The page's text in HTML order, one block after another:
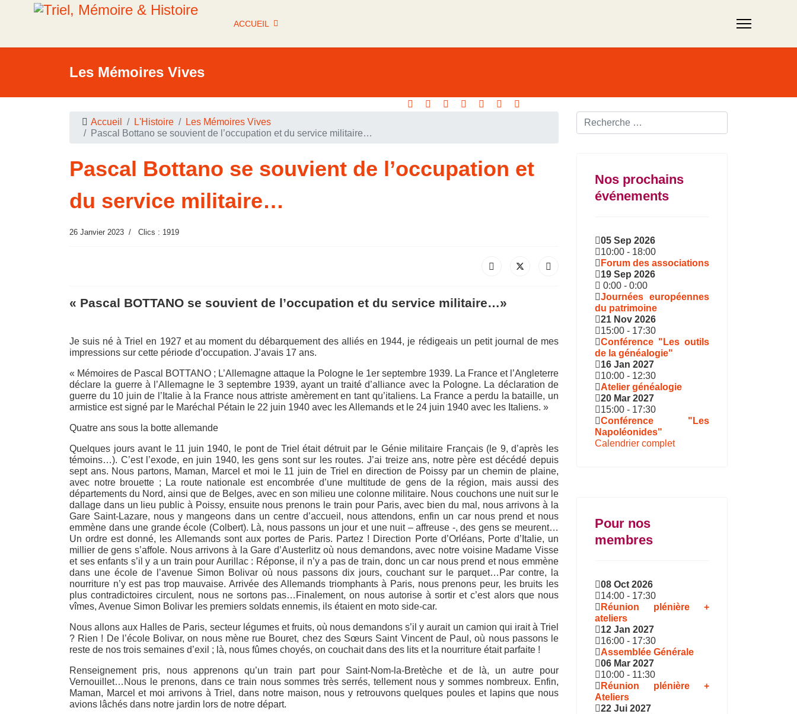
ACCUEIL
Les Mémoires Vives
Accueil L'Histoire
Les Mémoires Vives
Pascal Bottano se souvient de l’occupation et du service militaire…
Rechercher ...
Pascal Bottano se souvient de l’occupation et
du service militaire…
26 Janvier 2023 Clics : 1919
« Pascal BOTTANO se souvient de l’occupation et du service militaire…»
Je suis né à Triel en 1927 et au moment du débarquement des alliés en 1944, je rédigeais un petit journal de mes
impressions sur cette période d’occupation. J’avais 17 ans.
« Mémoires de Pascal BOTTANO ; L’Allemagne attaque la Pologne le 1er septembre 1939. La France et l’Angleterre
déclare la guerre à l’Allemagne le 3 septembre 1939, ayant un traité d’alliance avec la Pologne. La déclaration de
guerre du 10 juin de l’Italie à la France nous attriste amèrement en tant qu’italiens. La France a perdu la bataille, un
armistice est signé par le Maréchal Pétain le 22 juin 1940 avec les Allemands et le 24 juin 1940 avec les Italiens. »
Quatre ans sous la botte allemande
Quelques jours avant le 11 juin 1940, le pont de Triel était détruit par le Génie militaire Français (le 9, d’après les
témoins…). C’est l’exode, en juin 1940, les gens sont sur les routes. J’ai treize ans, notre père est décédé depuis
sept ans. Nous partons, Maman, Marcel et moi le 11 juin de Triel en direction de Poissy par un chemin de plaine,
avec notre brouette ; La route nationale est encombrée d’une multitude de gens de la région, mais aussi des
départements du Nord, ainsi que de Belges, avec en son milieu une colonne militaire. Nous couchons une nuit sur le
dallage dans un lieu public à Poissy, ensuite nous prenons le train pour Paris, avec bien du mal, nous arrivons à la
Gare Saint-Lazare, nous y mangeons dans un centre d’accueil, nous attendons, enfin un car nous prend et nous
emmène dans une grande école (Colbert). Là, nous passons un jour et une nuit – affreuse -, des gens se meurent…
Un ordre est donné, les Allemands sont aux portes de Paris. Partez ! Direction Porte d’Orléans, Porte d’Italie, un
millier de gens s’affole. Nous arrivons à la Gare d’Austerlitz où nous demandons, avec notre voisine Madame Visse
et ses enfants s’il y a un train pour Aurillac : Réponse, il n’y a pas de train, donc un car nous prend et nous emmène
dans une école de l’avenue Simon Bolivar où nous passons dix jours, couchant sur le parquet…Par contre, la
nourriture n’y est pas trop mauvaise. Arrivée des Allemands triomphants à Paris, nous prenons peur, les bruits les
plus contradictoires circulent, nous ne sortons pas…Finalement, on nous autorise à sortir et c’est alors que nous
vîmes, Avenue Simon Bolivar les premiers soldats ennemis, ils étaient en moto side-car.
Nous allons aux Halles de Paris, secteur légumes et fruits, où nous demandons s’il y aurait un camion qui irait à Triel
? Rien ! De l’école Bolivar, on nous mène rue Bouret, chez des Sœurs Saint Vincent de Paul, où nous passons le
reste de nos trois semaines d’exil ; là, nous fûmes choyés, on couchait dans des lits et la nourriture était parfaite !
Renseignement pris, nous apprenons qu’un train part pour Saint-Nom-la-Bretèche et de là, un autre pour
Vernouillet…Nous le prenons, dans ce train nous sommes très serrés, tellement nous y sommes nombreux. Enfin,
Maman, Marcel et moi arrivons à Triel, dans notre maison, nous y retrouvons quelques poules et lapins que nous
avions lâchés dans notre jardin lors de notre départ.
Nos prochains
événements
05 Sep 2026
10:00 - 18:00
Forum des associations
19 Sep 2026
0:00 - 0:00
Journées européennes
du patrimoine
21 Nov 2026
15:00 - 17:30
Conférence "Les outils
de la généalogie"
16 Jan 2027
10:00 - 12:30
Atelier généalogie
20 Mar 2027
15:00 - 17:30
Conférence "Les
Napoléonides"
Calendrier complet
Pour nos
membres
08 Oct 2026
14:00 - 17:30
Réunion plénière +
ateliers
12 Jan 2027
16:00 - 17:30
Assemblée Générale
06 Mar 2027
10:00 - 11:30
Réunion plénière +
Ateliers
22 Jui 2027